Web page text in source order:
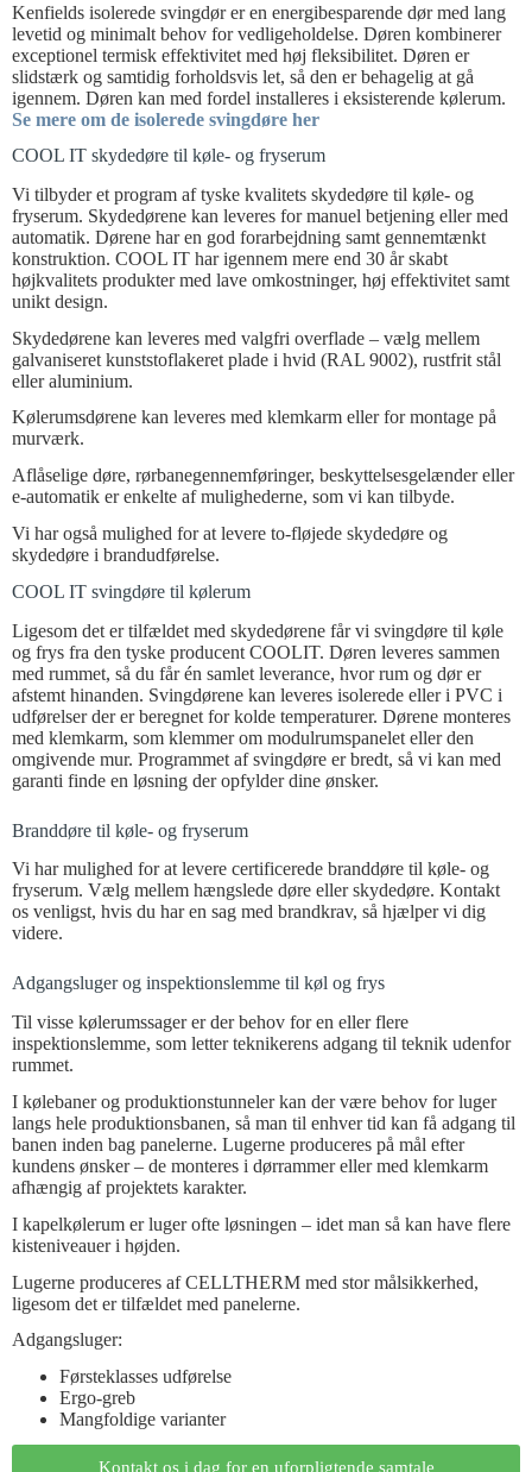
Kenfields isolerede svingdør er en energibesparende dør med lang
levetid og minimalt behov for vedligeholdelse. Døren kombinerer
exceptionel termisk effektivitet med høj fleksibilitet. Døren er
slidstærk og samtidig forholdsvis let, så den er behagelig at gå
igennem. Døren kan med fordel installeres i eksisterende kølerum.
Se mere om de isolerede svingdøre her
COOL IT skydedøre til køle- og fryserum
Vi tilbyder et program af tyske kvalitets skydedøre til køle- og
fryserum. Skydedørene kan leveres for manuel betjening eller med
automatik. Dørene har en god forarbejdning samt gennemtænkt
konstruktion. COOL IT har igennem mere end 30 år skabt
højkvalitets produkter med lave omkostninger, høj effektivitet samt
unikt design.
Skydedørene kan leveres med valgfri overflade – vælg mellem
galvaniseret kunststoflakeret plade i hvid (RAL 9002), rustfrit stål
eller aluminium.
Kølerumsdørene kan leveres med klemkarm eller for montage på
murværk.
Aflåselige døre, rørbanegennemføringer, beskyttelsesgelænder eller
e-automatik er enkelte af mulighederne, som vi kan tilbyde.
Vi har også mulighed for at levere to-fløjede skydedøre og
skydedøre i brandudførelse.
COOL IT svingdøre til kølerum
Ligesom det er tilfældet med skydedørene får vi svingdøre til køle
og frys fra den tyske producent COOLIT. Døren leveres sammen
med rummet, så du får én samlet leverance, hvor rum og dør er
afstemt hinanden. Svingdørene kan leveres isolerede eller i PVC i
udførelser der er beregnet for kolde temperaturer. Dørene monteres
med klemkarm, som klemmer om modulrumspanelet eller den
omgivende mur. Programmet af svingdøre er bredt, så vi kan med
garanti finde en løsning der opfylder dine ønsker.
Branddøre til køle- og fryserum
Vi har mulighed for at levere certificerede branddøre til køle- og
fryserum. Vælg mellem hængslede døre eller skydedøre. Kontakt
os venligst, hvis du har en sag med brandkrav, så hjælper vi dig
videre.
Adgangsluger og inspektionslemme til køl og frys
Til visse kølerumssager er der behov for en eller flere
inspektionslemme, som letter teknikerens adgang til teknik udenfor
rummet.
I kølebaner og produktionstunneler kan der være behov for luger
langs hele produktionsbanen, så man til enhver tid kan få adgang til
banen inden bag panelerne. Lugerne produceres på mål efter
kundens ønsker – de monteres i dørrammer eller med klemkarm
afhængig af projektets karakter.
I kapelkølerum er luger ofte løsningen – idet man så kan have flere
kisteniveauer i højden.
Lugerne produceres af CELLTHERM med stor målsikkerhed,
ligesom det er tilfældet med panelerne.
Adgangsluger:
Førsteklasses udførelse
Ergo-greb
Mangfoldige varianter
Kontakt os i dag for en uforpligtende samtale​